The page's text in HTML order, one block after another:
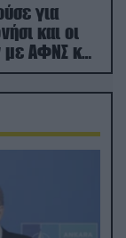
για
και οι
με ΑΦΝΣ και